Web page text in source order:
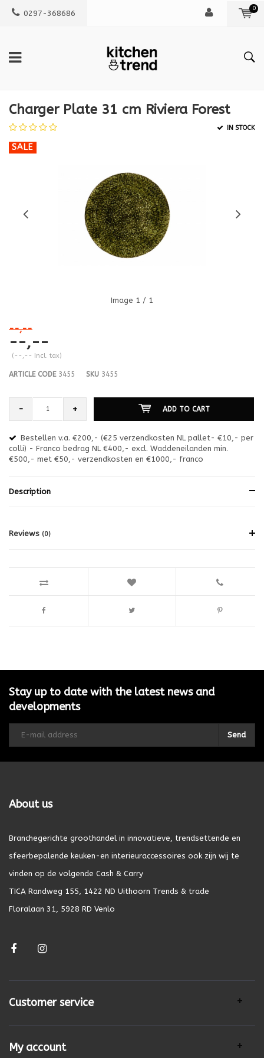
0297-368686
0
Charger Plate 31 cm Riviera Forest
IN STOCK
SALE
Image 1 / 1
--,--
--,--
(--,-- Incl. tax)
ARTICLE CODE3455 SKU 3455
- + ADD TO CART
Bestellen v.a. €200,- (€25 verzendkosten NL pallet- €10,- per
colli) - Franco bedrag NL €400,- excl. Waddeneilanden min.
€500,- met €50,- verzendkosten en €1000,- franco
Description
Reviews (0)
Stay up to date with the latest news and
developments
Send
About us
Branchegerichte groothandel in innovatieve, trendsettende en
sfeerbepalende keuken-en interieuraccessoires ook zijn wij te
vinden op de volgende Cash & Carry
TICA Randweg 155, 1422 ND Uithoorn Trends & trade
Floralaan 31, 5928 RD Venlo
Customer service
My account